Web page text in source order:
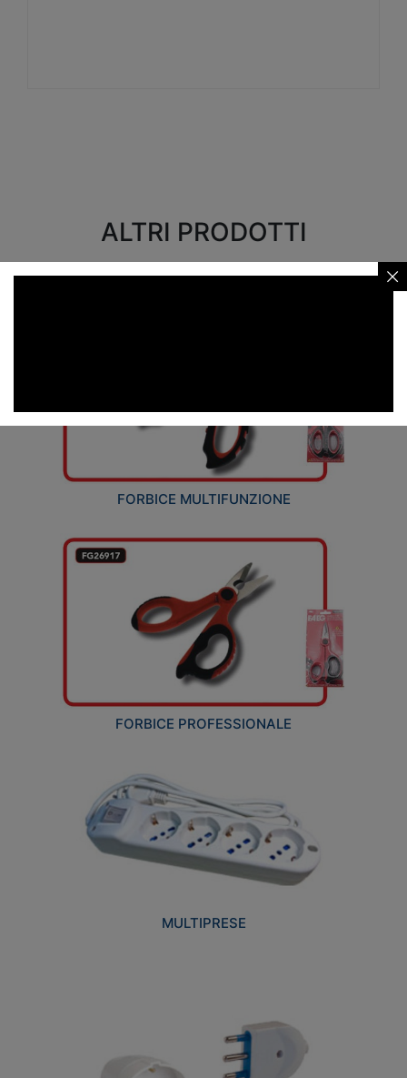
ALTRI PRODOTTI
FORBICE MULTIFUNZIONE
FORBICE PROFESSIONALE
MULTIPRESE